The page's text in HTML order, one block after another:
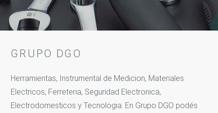
GRUPO DGO
Herramientas, Instrumental de Medicion, Materiales
Electricos, Ferreteria, Seguridad Electronica,
Electrodomesticos y Tecnologia. En Grupo DGO podés